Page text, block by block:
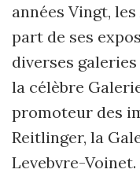
années Vingt, les
part de ses
diverses
la célèbre
promoteur des
Reitlinger, la
Levebvre-